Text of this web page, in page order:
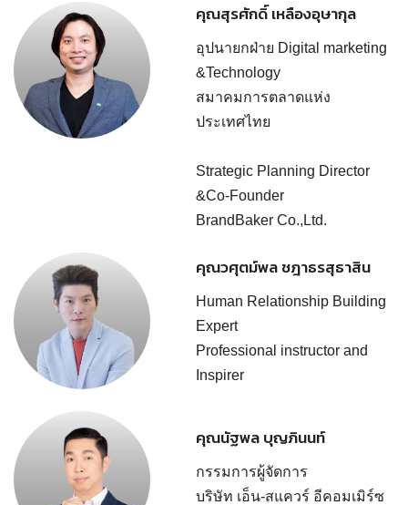
คุณสุรศักดิ์ เหลืองอุษากุล
อุปนายกฝ่าย Digital marketing
&Technology
สมาคมการตลาดแห่ง
ประเทศไทย
Strategic Planning Director
&Co-Founder
BrandBaker Co.,Ltd.
คุณวศุตม์พล ชฎาธรสุธาสิน
Human Relationship Building
Expert
Professional instructor and
Inspirer
คุณนัฐพล บุญภินนท์
กรรมการผู้จัดการ
บริษัท เอ็น-สแควร์ อีคอมเมิร์ซ